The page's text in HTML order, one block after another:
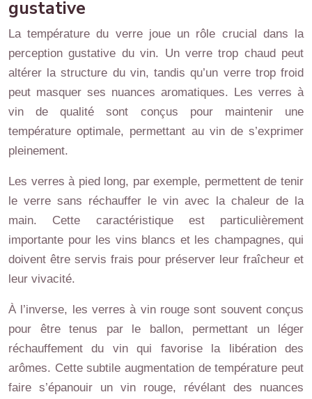
gustative
La température du verre joue un rôle crucial dans la
perception gustative du vin. Un verre trop chaud peut
altérer la structure du vin, tandis qu’un verre trop froid
peut masquer ses nuances aromatiques. Les verres à
vin de qualité sont conçus pour maintenir une
température optimale, permettant au vin de s’exprimer
pleinement.
Les verres à pied long, par exemple, permettent de tenir
le verre sans réchauffer le vin avec la chaleur de la
main. Cette caractéristique est particulièrement
importante pour les vins blancs et les champagnes, qui
doivent être servis frais pour préserver leur fraîcheur et
leur vivacité.
À l’inverse, les verres à vin rouge sont souvent conçus
pour être tenus par le ballon, permettant un léger
réchauffement du vin qui favorise la libération des
arômes. Cette subtile augmentation de température peut
faire s’épanouir un vin rouge, révélant des nuances